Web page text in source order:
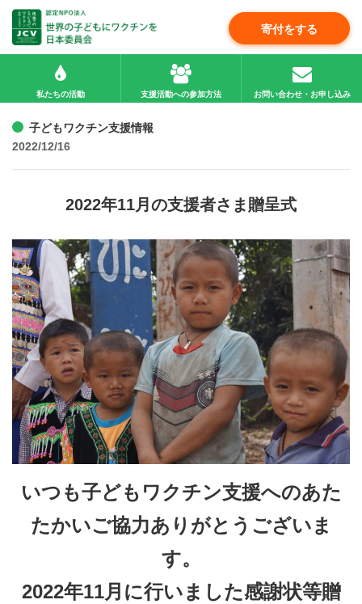
寄付をする
私たちの活動 支援活動への参加方法 お問い合わせ・お申し込み
子どもワクチン支援情報
2022/12/16
2022年11月の支援者さま贈呈式
いつも子どもワクチン支援へのあた
たかいご協力ありがとうございま
す。
2022年11月に行いました感謝状等贈